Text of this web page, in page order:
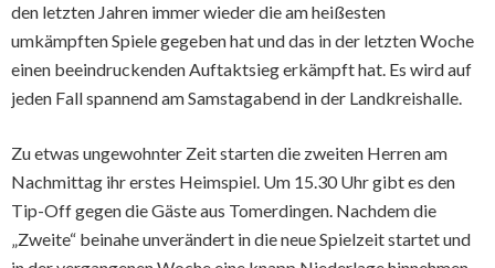
den letzten Jahren immer wieder die am heißesten
umkämpften Spiele gegeben hat und das in der letzten Woche
einen beeindruckenden Auftaktsieg erkämpft hat. Es wird auf
jeden Fall spannend am Samstagabend in der Landkreishalle.
Zu etwas ungewohnter Zeit starten die zweiten Herren am
Nachmittag ihr erstes Heimspiel. Um 15.30 Uhr gibt es den
Tip-Off gegen die Gäste aus Tomerdingen. Nachdem die
„Zweite“ beinahe unverändert in die neue Spielzeit startet und